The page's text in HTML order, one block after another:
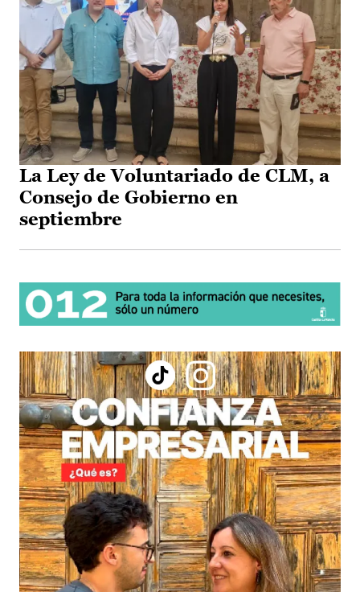
La Ley de Voluntariado de CLM, a
Consejo de Gobierno en
septiembre